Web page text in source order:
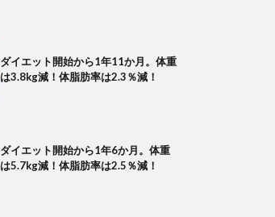
ダイエット開始から1年11か月。体重
は3.8kg減！体脂肪率は2.3％減！
ダイエット開始から1年6か月。体重
は5.7kg減！体脂肪率は2.5％減！